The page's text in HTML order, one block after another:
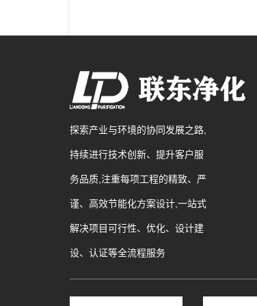
探索产业与环境的协同发展之路,
持续进行技术创新、提升客户服
务品质,注重每项工程的精致、严
谨、高效节能化方案设计,一站式
解决项目可行性、优化、设计建
设、认证等全流程服务